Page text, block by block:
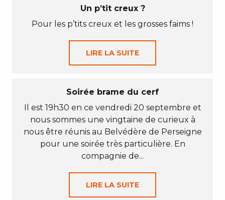
Un p’tit creux ?
Pour les p’tits creux et les grosses faims !
LIRE LA SUITE
Soirée brame du cerf
Il est 19h30 en ce vendredi 20 septembre et
nous sommes une vingtaine de curieux à
nous être réunis au Belvédère de Perseigne
pour une soirée très particulière. En
compagnie de...
LIRE LA SUITE